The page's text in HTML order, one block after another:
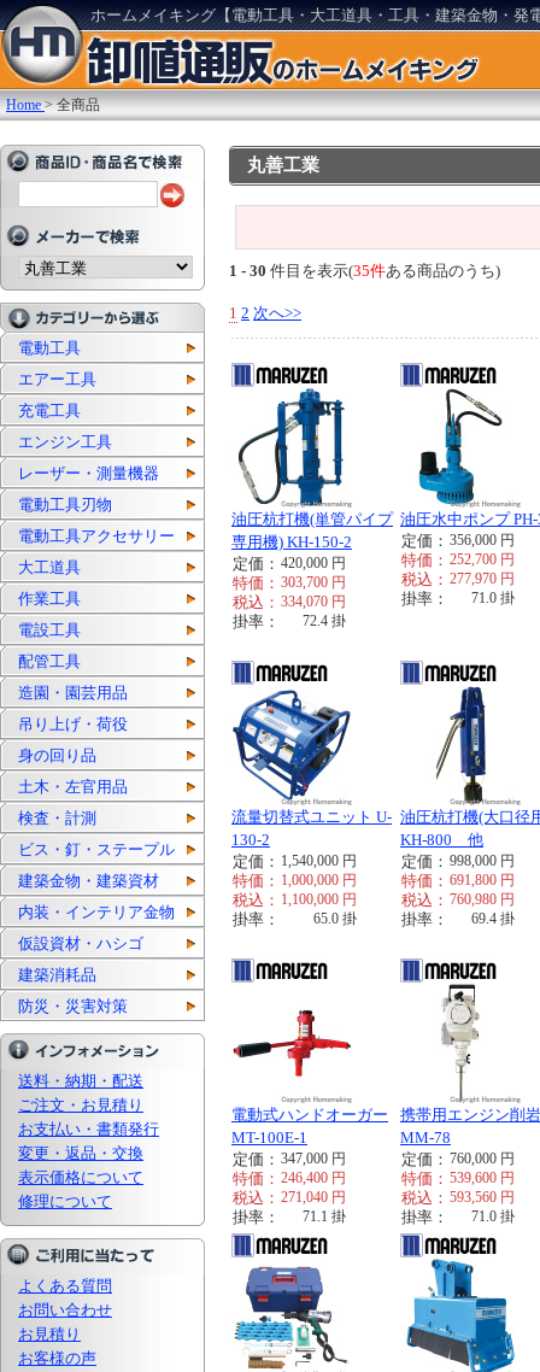
ホームメイキング【電動工具・大工道具・工具・建築金物・発
Home >全商品
電動工具
エアー工具
充電工具
エンジン工具
レーザー・測量機器
電動工具刃物
電動工具アクセサリー
大工道具
作業工具
電設工具
配管工具
造園・園芸用品
吊り上げ・荷役
身の回り品
土木・左官用品
検査・計測
ビス・釘・ステープル
建築金物・建築資材
内装・インテリア金物
仮設資材・ハシゴ
建築消耗品
防災・災害対策
送料・納期・配送
ご注文・お見積り
お支払い・書類発行
変更・返品・交換
表示価格について
修理について
よくある質問
お問い合わせ
お見積り
お客様の声
丸善工業
1 - 30 件目を表示(35件ある商品のうち)
1 2 次へ>>
油圧杭打機(単管パイプ
専用機) KH-150-2
定価： 420,000 円
特価： 303,700 円
税込： 334,070 円
掛率： 72.4 掛
油圧水中ポンプ
定価： 356,000 円
特価： 252,700 円
税込： 277,970 円
掛率： 71.0 掛
流量切替式ユニット U-
130-2
定価： 1,540,000 円
特価： 1,000,000 円
税込： 1,100,000 円
掛率： 65.0 掛
油圧杭打機(大口径
KH-800 他
定価： 998,000 円
特価： 691,800 円
税込： 760,980 円
掛率： 69.4 掛
電動式ハンドオーガー
MT-100E-1
定価： 347,000 円
特価： 246,400 円
税込： 271,040 円
掛率： 71.1 掛
携帯用エンジン削
MM-78
定価： 760,000 円
特価： 539,600 円
税込： 593,560 円
掛率： 71.0 掛